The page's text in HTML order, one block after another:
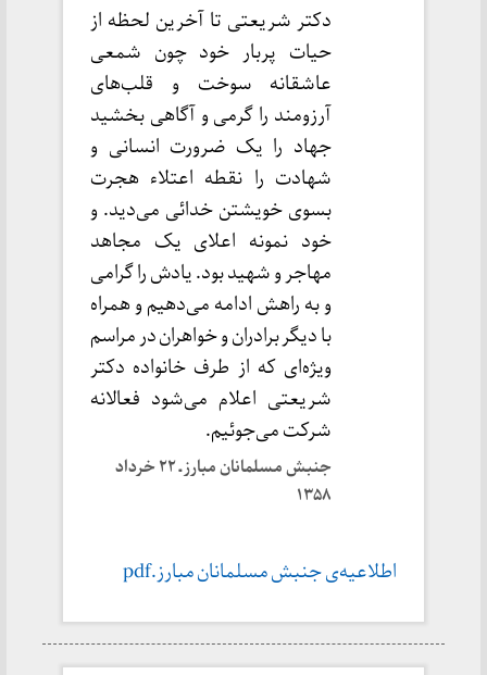
دکتر شریعتی تا آخرین لحظه از
حیات پربار خود چون شمعی
عاشقانه سوخت و قلب‌های
آرزومند را گرمی و آگاهی بخشید
جهاد را یک ضرورت انسانی و
شهادت را نقطه اعتلاء هجرت
بسوی خویشتن خدائی می‌دید. و
خود نمونه اعلای یک مجاهد
مهاجر و شهید بود. یادش را گرامی
و به راهش ادامه می‌دهیم و همراه
با دیگر برادران و خواهران در مراسم
ویژه‌ای که از طرف خانواده دکتر
شریعتی اعلام می‌شود فعالانه
شرکت می‌جوئیم.
جنبش مسلمانان مبارز ـ ۲۲ خرداد
۱۳۵۸
اطلاعیه‌ی جنبش مسلمانان مبارز.pdf